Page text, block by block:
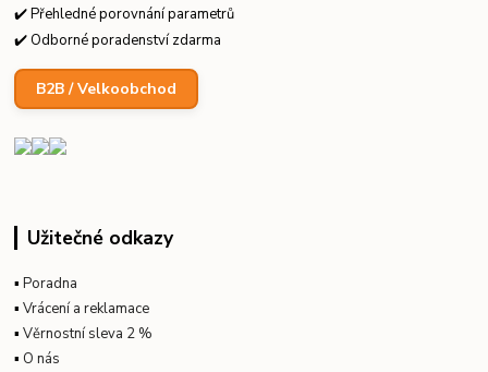
✔️ Přehledné porovnání parametrů
✔️ Odborné poradenství zdarma
B2B / Velkoobchod
Užitečné odkazy
▪Poradna
▪Vrácení a reklamace
▪Věrnostní sleva 2 %
▪ O nás